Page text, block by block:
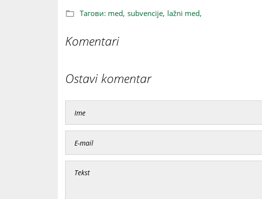
Тагови: med, subvencije, lažni med,
Komentari
Ostavi komentar